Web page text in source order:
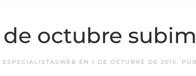
de octubre
ESPECIALISTASWEB EN 1 DE OCTUBRE DE 2015.